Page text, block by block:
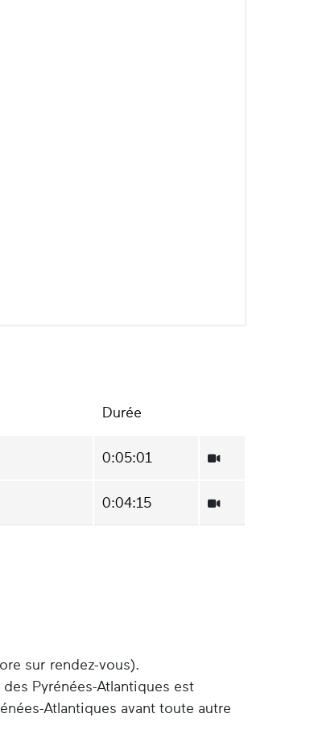
Durée
0:05:01
0:04:15
sur rendez-vous).
Pyrénées-Atlantiques est
Atlantiques avant toute autre